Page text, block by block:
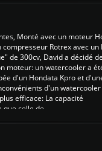
Monté avec un moteur
Rotrex avec un
de 300cv, David a décidé de
moteur: un watercooler a
d'un Hondata Kpro et
d'un
efficace: La capacité
celle de ...